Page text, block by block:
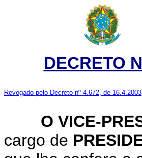
DECRETO
Revogado pelo Decreto nº 4.672, de 16.4.2003
O VICE-
cargo de